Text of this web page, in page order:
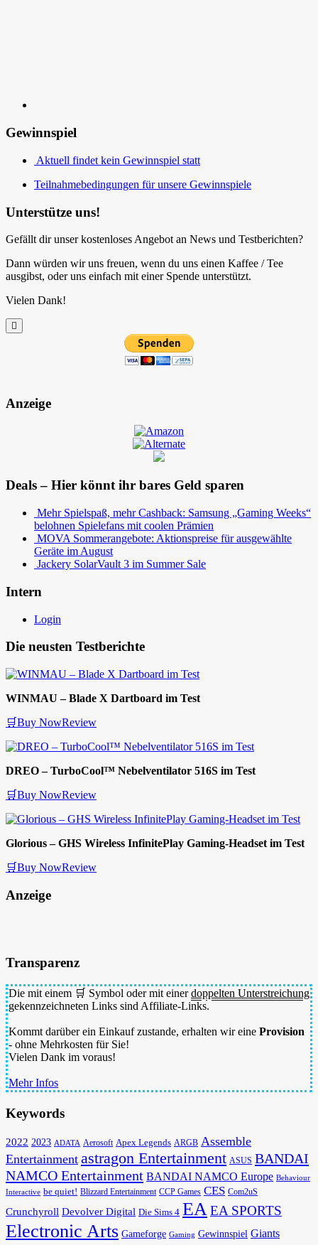
Gewinnspiel
Aktuell findet kein Gewinnspiel statt
Teilnahmebedingungen für unsere Gewinnspiele
Unterstütze uns!
Gefällt dir unser kostenloses Angebot an News und Testberichten?
Dann würden wir uns freuen, wenn du uns einen Kaffee / Tee
ausgibst, oder uns einfach mit einer Spende unterstützt.
Vielen Dank!
Anzeige
Deals – Hier könnt ihr bares Geld sparen
Mehr Spielspaß, mehr Cashback: Samsung „Gaming Weeks“
belohnen Spielefans mit coolen Prämien
MOVA Sommerangebote: Aktionspreise für ausgewählte
Geräte im August
Jackery SolarVault 3 im Summer Sale
Intern
Login
Die neusten Testberichte
WINMAU – Blade X Dartboard im Test
🛒Buy NowReview
DREO – TurboCool™ Nebelventilator 516S im Test
🛒Buy NowReview
Glorious – GHS Wireless InfinitePlay Gaming-Headset im Test
🛒Buy NowReview
Anzeige
Transparenz
Die mit einem 🛒 Symbol oder mit einerdoppelten Unterstreichung
gekennzeichneten Links sind Affiliate-Links.
Kommt darüber ein Einkauf zustande, erhalten wir eine Provision
- ohne Mehrkosten für Sie!
Vielen Dank im voraus!
Mehr Infos
Keywords
2022 2023 ADATA Aerosoft Apex Legends ARGB Assemble
Entertainment astragon Entertainment ASUS BANDAI
NAMCO Entertainment BANDAI NAMCO Europe Behaviour
Interactive be quiet! Blizzard Entertainment CCP Games CES Com2uS
Crunchyroll Devolver Digital Die Sims 4 EAEA SPORTS
Electronic Arts Gameforge Gaming Gewinnspiel Giants